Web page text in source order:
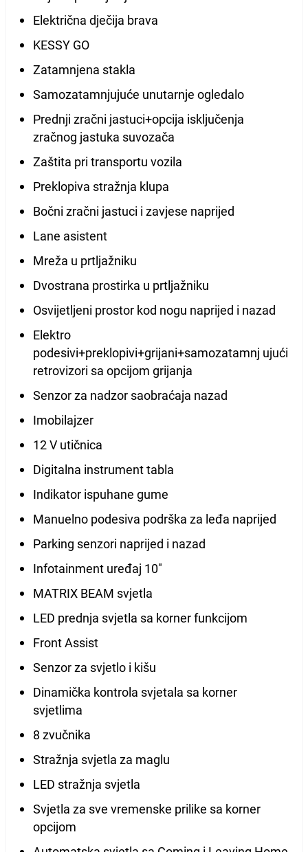
Električna dječija brava
KESSY GO
Zatamnjena stakla
Samozatamnjujuće unutarnje ogledalo
Prednji zračni jastuci+opcija isključenja
zračnog jastuka suvozača
Zaštita pri transportu vozila
Preklopiva stražnja klupa
Bočni zračni jastuci i zavjese naprijed
Lane asistent
Mreža u prtljažniku
Dvostrana prostirka u prtljažniku
Osvijetljeni prostor kod nogu naprijed i nazad
Elektro
podesivi+preklopivi+grijani+samozatamnj ujući
retrovizori sa opcijom grijanja
Senzor za nadzor saobraćaja nazad
Imobilajzer
12 V utičnica
Digitalna instrument tabla
Indikator ispuhane gume
Manuelno podesiva podrška za leđa naprijed
Parking senzori naprijed i nazad
Infotainment uređaj 10"
MATRIX BEAM svjetla
LED prednja svjetla sa korner funkcijom
Front Assist
Senzor za svjetlo i kišu
Dinamička kontrola svjetala sa korner
svjetlima
8 zvučnika
Stražnja svjetla za maglu
LED stražnja svjetla
Svjetla za sve vremenske prilike sa korner
opcijom